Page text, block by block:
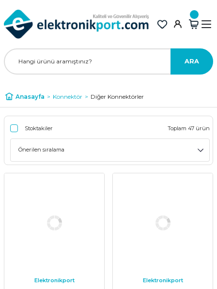
ARA
Anasayfa Konnektör Diğer Konnektörler
Stoktakiler Toplam 47 ürün
Elektronikport
Elektronikport